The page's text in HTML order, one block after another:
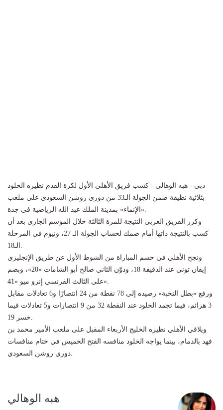
دبي - هبه الوهالي - كسب فريق الأهلي الأول لكرة القدم نظيره الخلود
بثلاثية نظيفة ضمن الجولة الـ33 من دوري روشن السعودي على ملعب
وكرر الفريق الغربي النتيجة للمرة الثالثة خلال الموسم الجاري بعد أن
كسب بالنتيجة ذاتها أمام ضمك لحساب الجولة الـ 27، ونيوم في المرحلة
ونجح الأهلي في حسم المباراة من الشوط الأول عن طريق الإنجليزي
إيفان توني عند الدقيقة 18، ودوّن الثاني صالح أبو الشامات «20»، وبصم
على الثالث الفرنسي إنزو ميو «41».
ورفع «بطل النخبة» رصيده إلى 78 نقطة من 24 انتصارًا و6 تعادلات مقابل
3 هزائم، فيما تجمد الخلود عند النقطة 32 من 9 انتصارات و5 تعادلات فيما
ويلاقي الأهلي نظيره الخليج الأربعاء المقبل على ملعب الأمير محمد بن
فهد بالدمام، بينما يواجه الخلود منافسه الفتح الخميس في ختام منافسات
هبه الوهالي